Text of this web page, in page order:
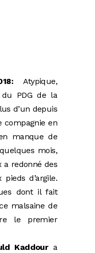
Atypique,
PDG de la
d’un depuis
compagnie en
manque de
mois,
a redonné des
d’argile.
dont il fait
malsaine de
le premier
Kaddoura